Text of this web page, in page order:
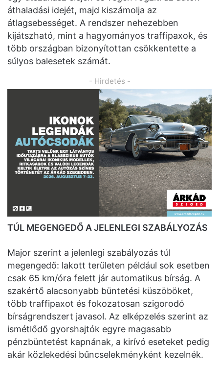
áthaladási idejét, majd kiszámolja az
átlagsebességet. A rendszer nehezebben
kijátszható, mint a hagyományos traffipaxok, és
több országban bizonyítottan csökkentette a
súlyos balesetek számát.
- Hirdetés -
TÚL MEGENGEDŐ A JELENLEGI SZABÁLYOZÁS
Major szerint a jelenlegi szabályozás túl
megengedő: lakott területen például sok esetben
csak 65 km/óra felett jár automatikus bírság. A
szakértő alacsonyabb büntetési küszöböket,
több traffipaxot és fokozatosan szigorodó
bírságrendszert javasol. Az elképzelés szerint az
ismétlődő gyorshajtók egyre magasabb
pénzbüntetést kapnának, a kirívó eseteket pedig
akár közlekedési bűncselekményként kezelnék.